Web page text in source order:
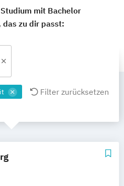
mit Bachelor
das zu dir passt:
Filter zurücksetzen